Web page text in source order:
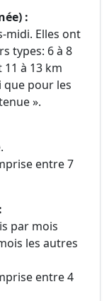
:
midi. Elles ont
types: 6 à 8
11 à 13 km
que pour les
».
entre 7
par mois
les autres
entre 4